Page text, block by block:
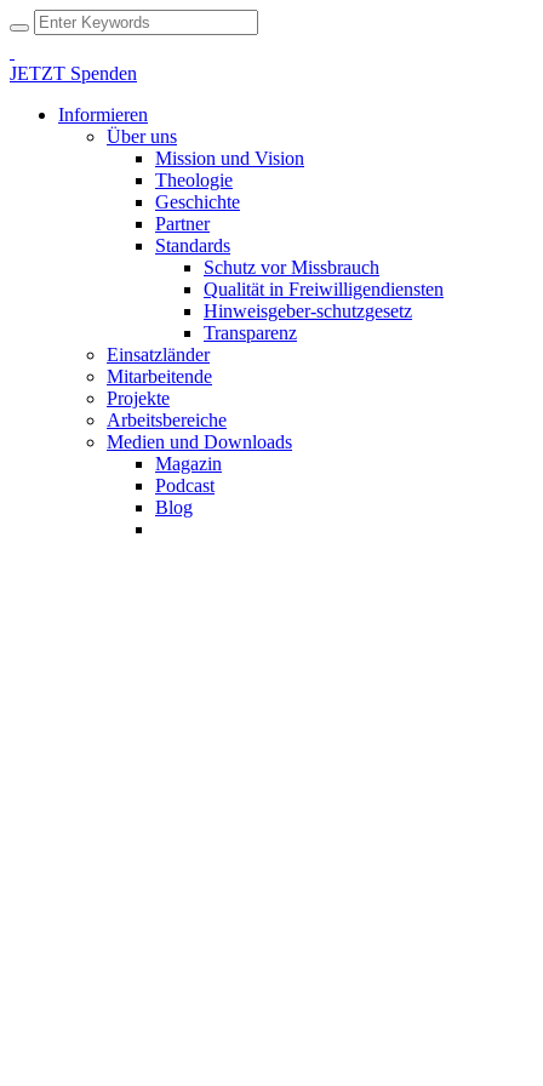
JETZT Spenden
Informieren
Über uns
Mission und Vision
Theologie
Geschichte
Partner
Standards
Schutz vor Missbrauch
Qualität in Freiwilligendiensten
Hinweisgeber-schutzgesetz
Transparenz
Einsatzländer
Mitarbeitende
Projekte
Arbeitsbereiche
Medien und Downloads
Magazin
Podcast
Blog